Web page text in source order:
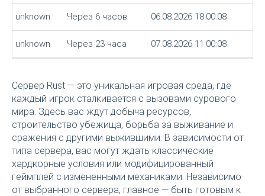
unknown Через 6 часов 06.08.2026 18:00:08
unknown Через 23 часа 07.08.2026 11:00:08
Сервер Rust — это уникальная игровая среда, где
каждый игрок сталкивается с вызовами сурового
мира. Здесь вас ждут добыча ресурсов,
строительство убежища, борьба за выживание и
сражения с другими выжившими. В зависимости от
типа сервера, вас могут ждать классические
хардкорные условия или модифицированный
геймплей с измененными механиками. Независимо
от выбранного сервера, главное — быть готовым к